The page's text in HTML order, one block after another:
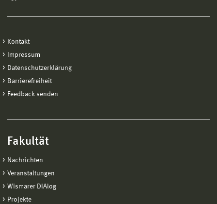
Kontakt
Impressum
Datenschutzerklärung
Barrierefreiheit
Feedback senden
Fakultät
Nachrichten
Veranstaltungen
Wismarer DIAlog
Projekte